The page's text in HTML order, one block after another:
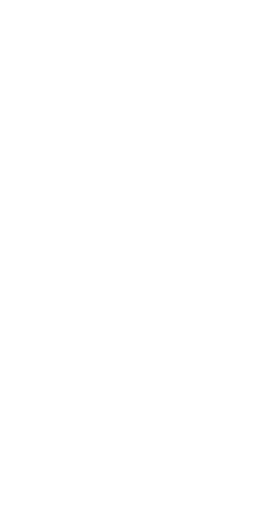
és azt is, milyen
vizelésnek